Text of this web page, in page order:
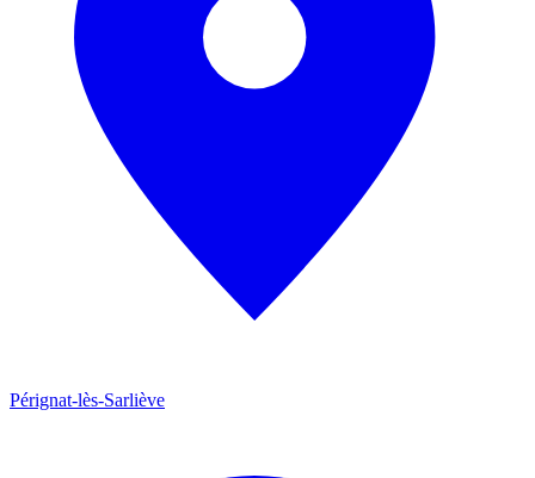
Pérignat-lès-Sarliève